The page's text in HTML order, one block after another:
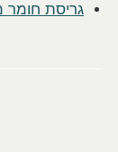
גריסת חומר